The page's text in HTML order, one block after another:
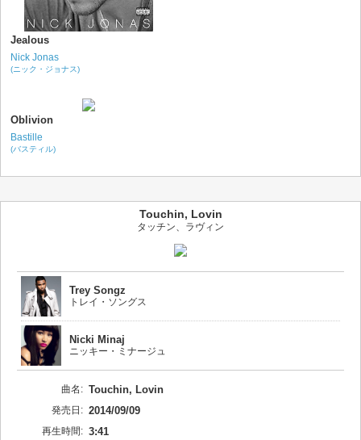
Jealous
Nick Jonas
(ニック・ジョナス)
Oblivion
Bastille
(バスティル)
Touchin, Lovin
タッチン、ラヴィン
Trey Songz
トレイ・ソングス
Nicki Minaj
ニッキー・ミナージュ
曲名: Touchin, Lovin
発売日: 2014/09/09
再生時間: 3:41